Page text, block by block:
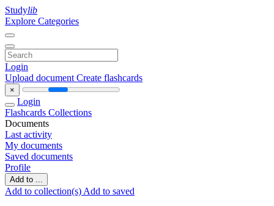
Studylib
Explore Categories
Login
Upload document Create flashcards
×
Login
Flashcards Collections
Documents
Last activity
My documents
Saved documents
Profile
Add to ...
Add to collection(s) Add to saved